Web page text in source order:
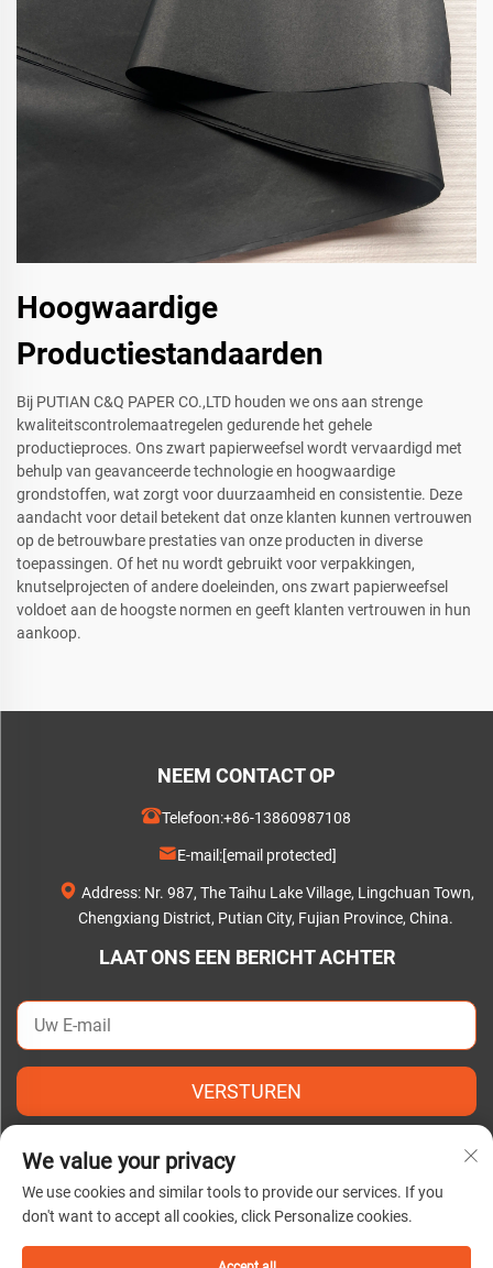
Hoogwaardige
Productiestandaarden
Bij PUTIAN C&Q PAPER CO.,LTD houden we ons aan strenge
kwaliteitscontrolemaatregelen gedurende het gehele
productieproces. Ons zwart papierweefsel wordt vervaardigd met
behulp van geavanceerde technologie en hoogwaardige
grondstoffen, wat zorgt voor duurzaamheid en consistentie. Deze
aandacht voor detail betekent dat onze klanten kunnen vertrouwen
op de betrouwbare prestaties van onze producten in diverse
toepassingen. Of het nu wordt gebruikt voor verpakkingen,
knutselprojecten of andere doeleinden, ons zwart papierweefsel
voldoet aan de hoogste normen en geeft klanten vertrouwen in hun
aankoop.
NEEM CONTACT OP
Telefoon:+86-13860987108
E-mail:[email protected]
Address: Nr. 987, The Taihu Lake Village, Lingchuan Town,
Chengxiang District, Putian City, Fujian Province, China.
LAAT ONS EEN BERICHT ACHTER
VERSTUREN
Copyright © 2025 door Putian C&Q Paper Co., Ltd. |
Privacybeleid
We value your privacy
We use cookies and similar tools to provide our services. If you
don't want to accept all cookies, click Personalize cookies.